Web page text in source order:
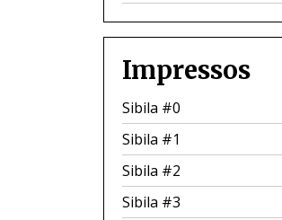
Impressos
Sibila #0
Sibila #1
Sibila #2
Sibila #3